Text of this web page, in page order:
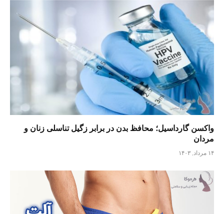
واکسن گارداسیل؛ محافظ بدن در برابر زگیل تناسلی زنان و
مردان
۱۴ مرداد, ۱۴۰۳